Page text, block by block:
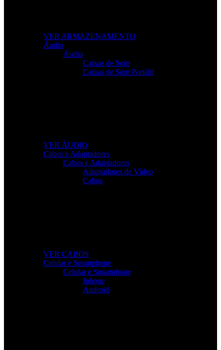
VER ARMAZENAMENTO
Áudio
Áudio
Caixas de Som
Caixas de Som Portátil
VER ÁUDIO
Cabos e Adaptadores
Cabos e Adaptadores
Adaptadores de Vídeo
Cabos
VER CABOS
Celular e Smartphone
Celular e Smartphone
Iphone
Android